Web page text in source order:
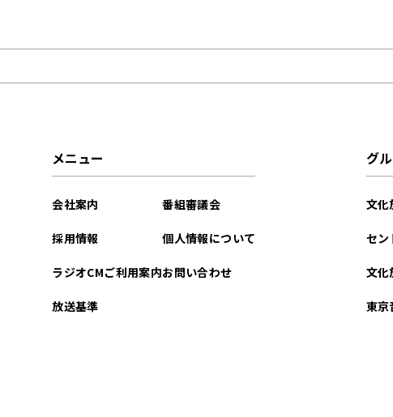
2025年08月
2025年07月
メニュー
会社案内
採用情報
ラジオCMご利用案内
放送基準
番組審議会
個人情報について
お問い合わせ
グ
文化
セン
文化
東京